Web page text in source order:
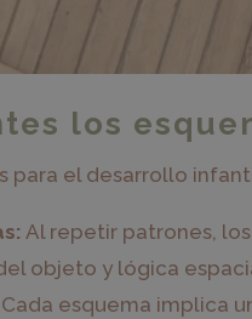
los
para el desarrollo
Al repetir patrones,
objeto y lógica
Cada esquema implica